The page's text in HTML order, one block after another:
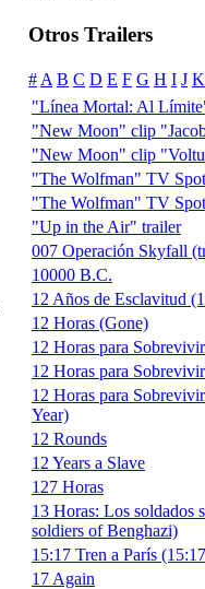
Otros Trailers
# A B C D E F G H I J K
"Línea Mortal: Al
"New Moon" clip
"New Moon" clip
"The Wolfman" TV
"The Wolfman" TV
"Up in the Air" trailer
007 Operación Skyfall
10000 B.C.
12 Años de Esclavitud
12 Horas (Gone)
12 Horas para
12 Horas para
12 Horas para
Year)
12 Rounds
12 Years a Slave
127 Horas
13 Horas: Los soldados
soldiers of Benghazi)
15:17 Tren a París
17 Again